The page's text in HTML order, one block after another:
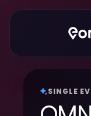
SINGLE